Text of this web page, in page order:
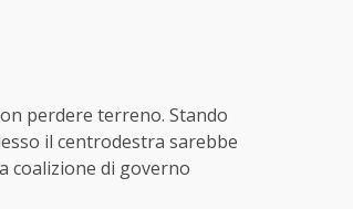
perdere terreno. Stando
il centrodestra sarebbe
coalizione di governo